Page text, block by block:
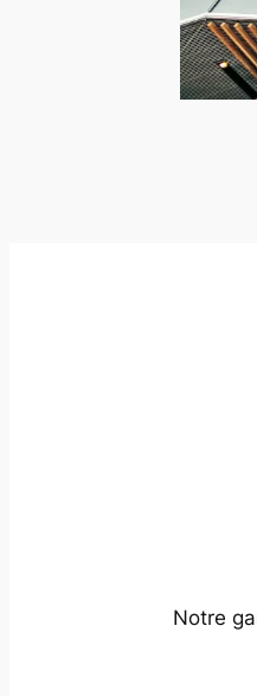
Notre